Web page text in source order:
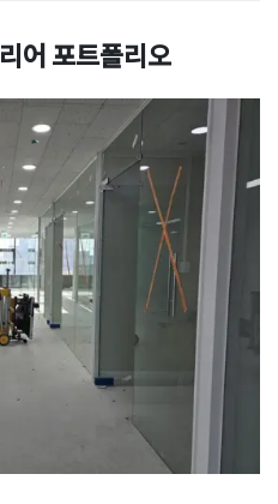
어 포트폴리오